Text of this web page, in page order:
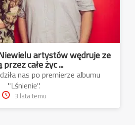
artystów wędruje ze
całe życ ...
nas po premierze albumu
"Lśnienie".
3 lata temu